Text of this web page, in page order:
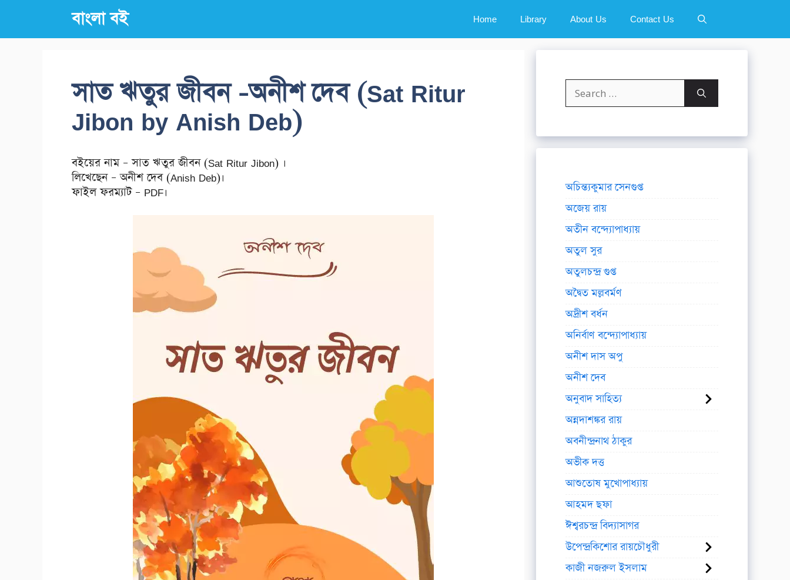
content
বাংলা বই Home Library About Us Contact Us
সাত ঋতুর জীবন -অনীশ দেব (Sat Ritur
Jibon by Anish Deb)
বইয়ের নাম – সাত ঋতুর জীবন (Sat Ritur Jibon) ।
লিখেছেন – অনীশ দেব (Anish Deb)।
ফাইল ফরম্যাট – PDF।
Search
for:
অচিন্ত্যকুমার সেনগুপ্ত
অজেয় রায়
অতীন বন্দ্যোপাধ্যায়
অতুল সুর
অতুলচন্দ্র গুপ্ত
অদ্বৈত মল্লবর্মণ
অদ্রীশ বর্ধন
অনির্বাণ বন্দ্যোপাধ্যায়
অনীশ দাস অপু
অনীশ দেব
অনুবাদ সাহিত্য
অন্নদাশঙ্কর রায়
অবনীন্দ্রনাথ ঠাকুর
অভীক দত্ত
আশুতোষ মুখোপাধ্যায়
আহমদ ছফা
ঈশ্বরচন্দ্র বিদ্যাসাগর
উপেন্দ্রকিশোর রায়চৌধুরী
কাজী নজরুল ইসলাম